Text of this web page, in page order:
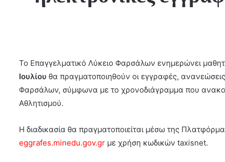
Το Επαγγελματικό Λύκειο Φαρσάλων ενημερώνει
Ιουλίου θα πραγματοποιηθούν οι εγγραφές,
Φαρσάλων, σύμφωνα με το χρονοδιάγραμμα που
Αθλητισμού.
Η διαδικασία θα πραγματοποιείται μέσω της
eggrafes.minedu.gov.gr με χρήση κωδικών taxisnet.